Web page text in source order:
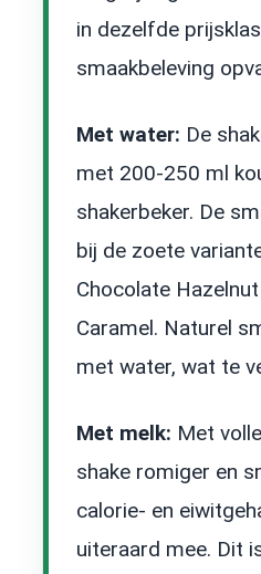
in dezelfde
smaakbeleving
Met water: De
met 200-250 ml
shakerbeker. De
bij de zoete
Chocolate
Caramel. Naturel
met water, wat te
Met melk: Met
shake romiger en
calorie- en
uiteraard mee. Dit